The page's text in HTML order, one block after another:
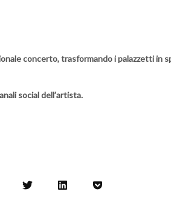
concerto, trasformando i palazzetti in
social dell’artista.